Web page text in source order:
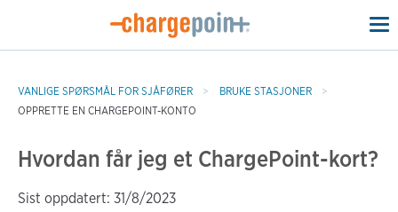
VANLIGE SPØRSMÅL FOR SJÅFØRER
BRUKE STASJONER
OPPRETTE EN CHARGEPOINT-KONTO
Hvordan får jeg et ChargePoint-kort?
Sist oppdatert: 31/8/2023